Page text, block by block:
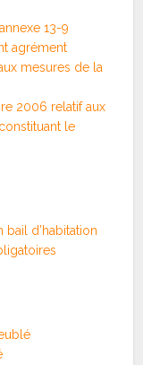
13-9
agrément
mesures de la
2006 relatif aux
le
bail d’habitation